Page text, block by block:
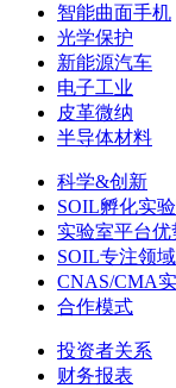
智能曲面手机
光学保护
新能源汽车
电子工业
皮革微纳
半导体材料
科学&创新
SOIL孵化实
实验室平台优
SOIL专注领域
CNAS/CMA
合作模式
投资者关系
财务报表